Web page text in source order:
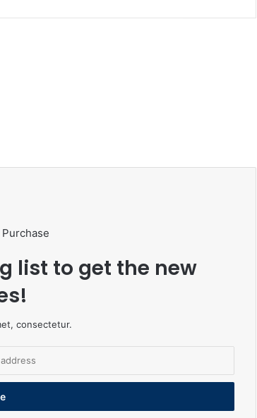
list to get the new
consectetur.